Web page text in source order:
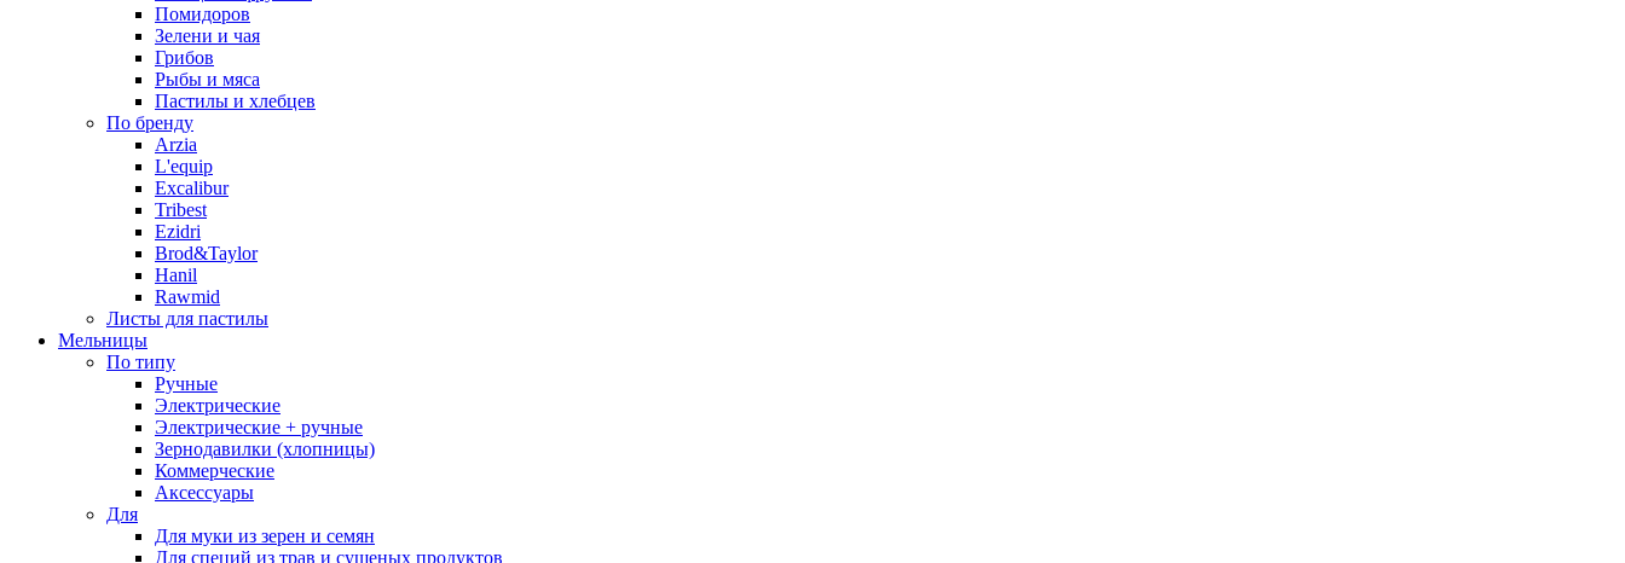
Помидоров
Зелени и чая
Грибов
Рыбы и мяса
Пастилы и хлебцев
По бренду
Arzia
L'equip
Excalibur
Tribest
Ezidri
Brod&Taylor
Hanil
Rawmid
Листы для пастилы
Мельницы
По типу
Ручные
Электрические
Электрические + ручные
Зернодавилки (хлопницы)
Коммерческие
Аксессуары
Для
Для муки из зерен и семян
Для специй из трав и сушеных продуктов